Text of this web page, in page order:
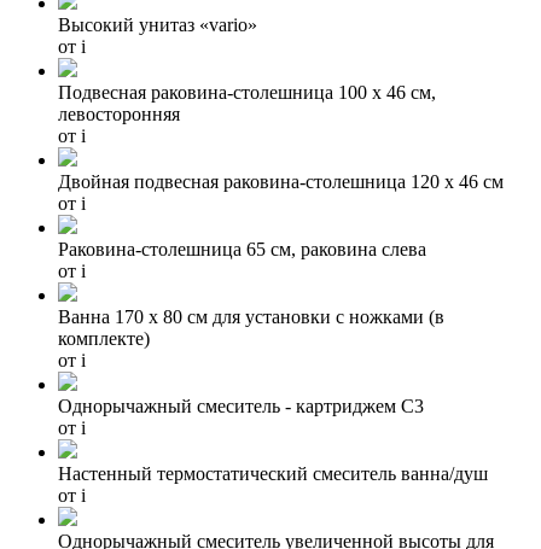
Высокий унитаз «vario»
от i
Подвесная раковина-столешница 100 х 46 см,
левосторонняя
от i
Двойная подвесная раковина-столешница 120 х 46 см
от i
Раковина-столешница 65 см, раковина слева
от i
Ванна 170 х 80 см для установки с ножками (в
комплекте)
от i
Однорычажный смеситель - картриджем С3
от i
Настенный термостатический смеситель ванна/душ
от i
Однорычажный смеситель увеличенной высоты для